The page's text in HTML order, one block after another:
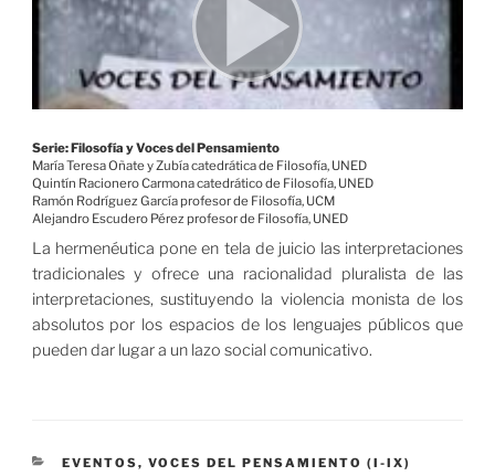
Serie: Filosofía y Voces del Pensamiento
María Teresa Oñate y Zubía catedrática de Filosofía, UNED
Quintín Racionero Carmona catedrático de Filosofía, UNED
Ramón Rodríguez García profesor de Filosofía, UCM
Alejandro Escudero Pérez profesor de Filosofía, UNED
La hermenéutica pone en tela de juicio las interpretaciones
tradicionales y ofrece una racionalidad pluralista de las
interpretaciones, sustituyendo la violencia monista de los
absolutos por los espacios de los lenguajes públicos que
pueden dar lugar a un lazo social comunicativo.
CATEGORÍAS
EVENTOS,VOCES DEL PENSAMIENTO (I-IX)